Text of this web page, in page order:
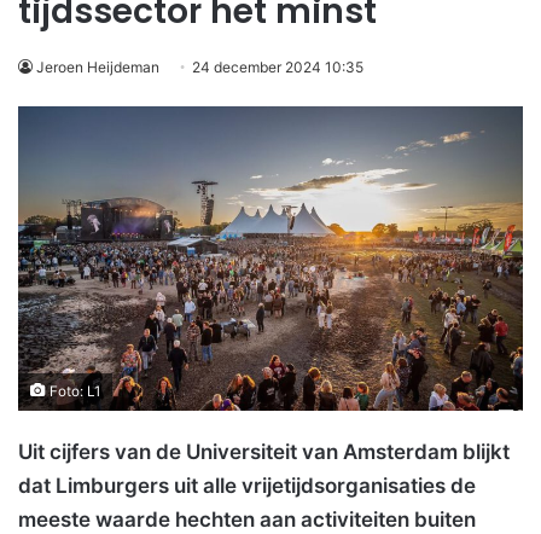
tijdssector het minst
Jeroen Heijdeman 24 december 2024 10:35
Foto: L1
Uit cijfers van de Universiteit van Amsterdam blijkt
dat Limburgers uit alle vrijetijdsorganisaties de
meeste waarde hechten aan activiteiten buiten